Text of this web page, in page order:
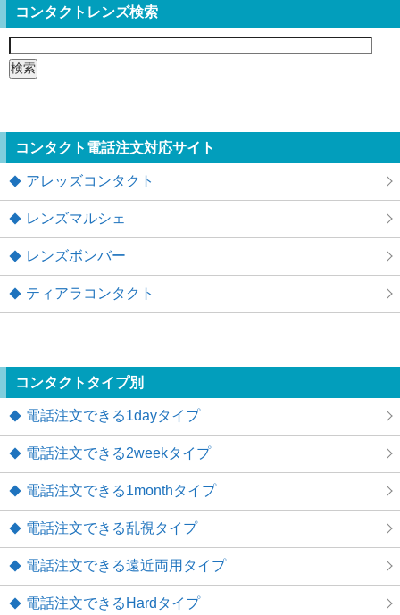
コンタクトレンズ検索
検
索:
コンタクト電話注文対応サイト
アレッズコンタクト
レンズマルシェ
レンズボンバー
ティアラコンタクト
コンタクトタイプ別
電話注文できる1dayタイプ
電話注文できる2weekタイプ
電話注文できる1monthタイプ
電話注文できる乱視タイプ
電話注文できる遠近両用タイプ
電話注文できるHardタイプ